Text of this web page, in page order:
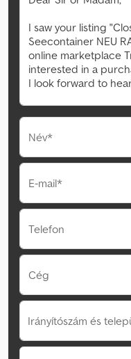
Név*
E-mail*
Telefon
Cég
Irányítószám és